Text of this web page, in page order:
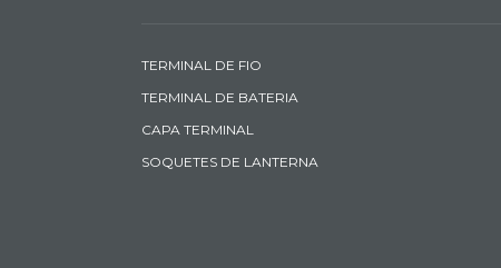
TERMINAL DE FIO
TERMINAL DE BATERIA
CAPA TERMINAL
SOQUETES DE LANTERNA